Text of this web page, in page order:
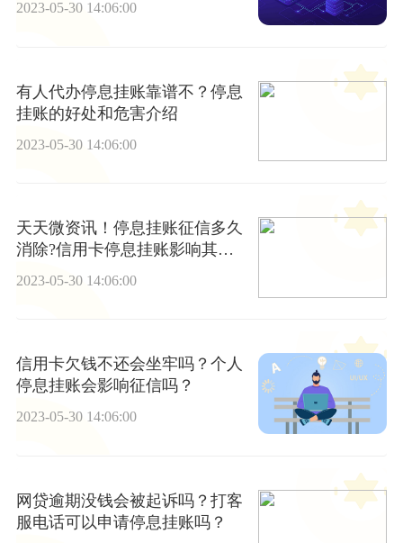
2023-05-30 14:06:00
有人代办停息挂账靠谱不？停息
挂账的好处和危害介绍
2023-05-30 14:06:00
天天微资讯！停息挂账征信多久
消除?信用卡停息挂账影响其他
2023-05-30 14:06:00
信用卡欠钱不还会坐牢吗？个人
停息挂账会影响征信吗？
2023-05-30 14:06:00
网贷逾期没钱会被起诉吗？打客
服电话可以申请停息挂账吗？